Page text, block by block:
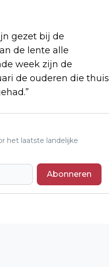
gezet bij de
de lente alle
week zijn de
de ouderen die thuis
het laatste landelijke
Abonneren